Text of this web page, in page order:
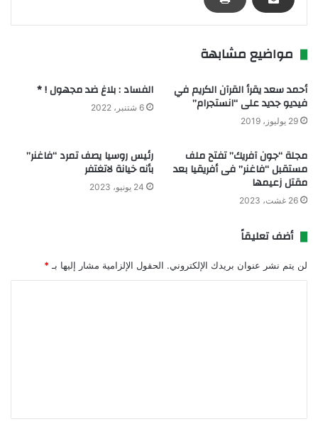
مواضيع مشابهة
أحمد سعد يقرأ القرآن الكريم في
فيديو جديد على “انستجرام”
29 يوليوز، 2019
الفساد : بلاغ ضد مجهول ! *
6 شتنبر، 2022
مجلة “جون آفريك” تفتح ملف
مستقبل “فاغنر” فى أفريقيا بعد
مقتل زعيمها
26 غشت، 2023
رئيس روسيا يصف تمرد “فاغنر”
بأنه خيانة لاتغتفر
24 يونيو، 2023
أضف تعليقاً
لن يتم نشر عنوان بريدك الإلكتروني. الحقول الإلزامية مشار إليها بـ *
ق